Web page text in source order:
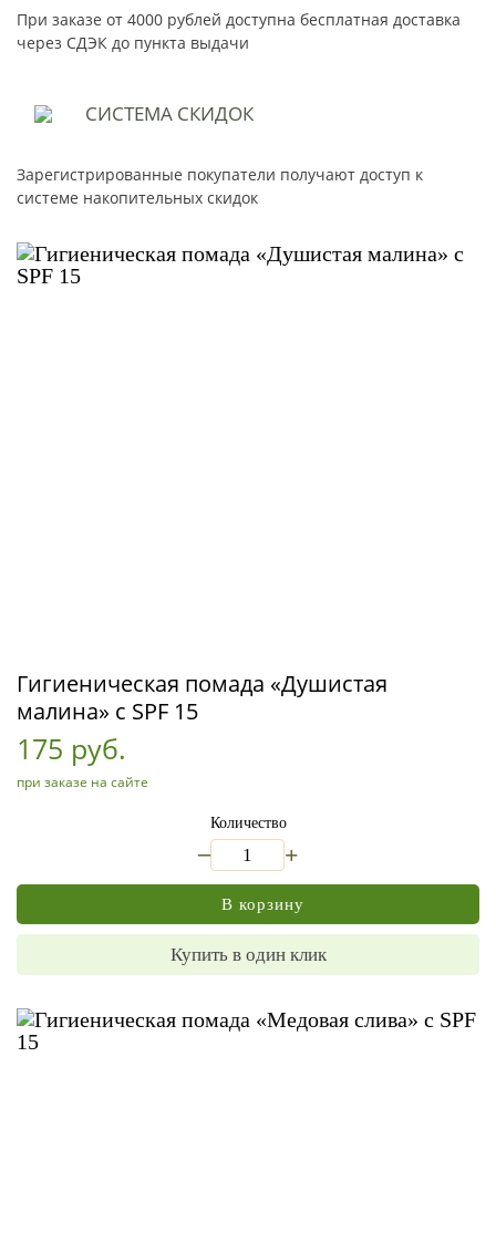
При заказе от 4000 рублей доступна бесплатная доставка
через СДЭК до пункта выдачи
СИСТЕМА СКИДОК
Зарегистрированные покупатели получают доступ к
системе накопительных скидок
Гигиеническая помада «Душистая
малина» с SPF 15
175 руб.
при заказе на сайте
Количество
+
В корзину
Купить в один клик